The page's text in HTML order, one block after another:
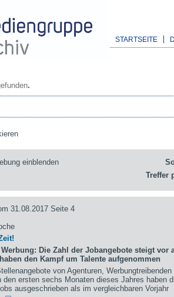
STARTSEITE
.
einblenden
Treffer
31.08.2017 Seite 4
Die Zahl der Jobangebote steigt vor
den Kampf um Talente aufgenommen
von Agenturen,
den ersten sechs Monaten dieses Jahres haben
ausgeschrieben als im vergleichbaren Vorjahr